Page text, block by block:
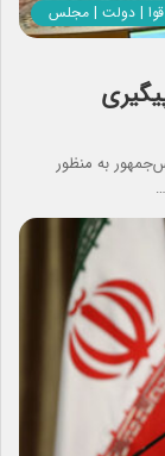
| دولت | مجلس
به منظور